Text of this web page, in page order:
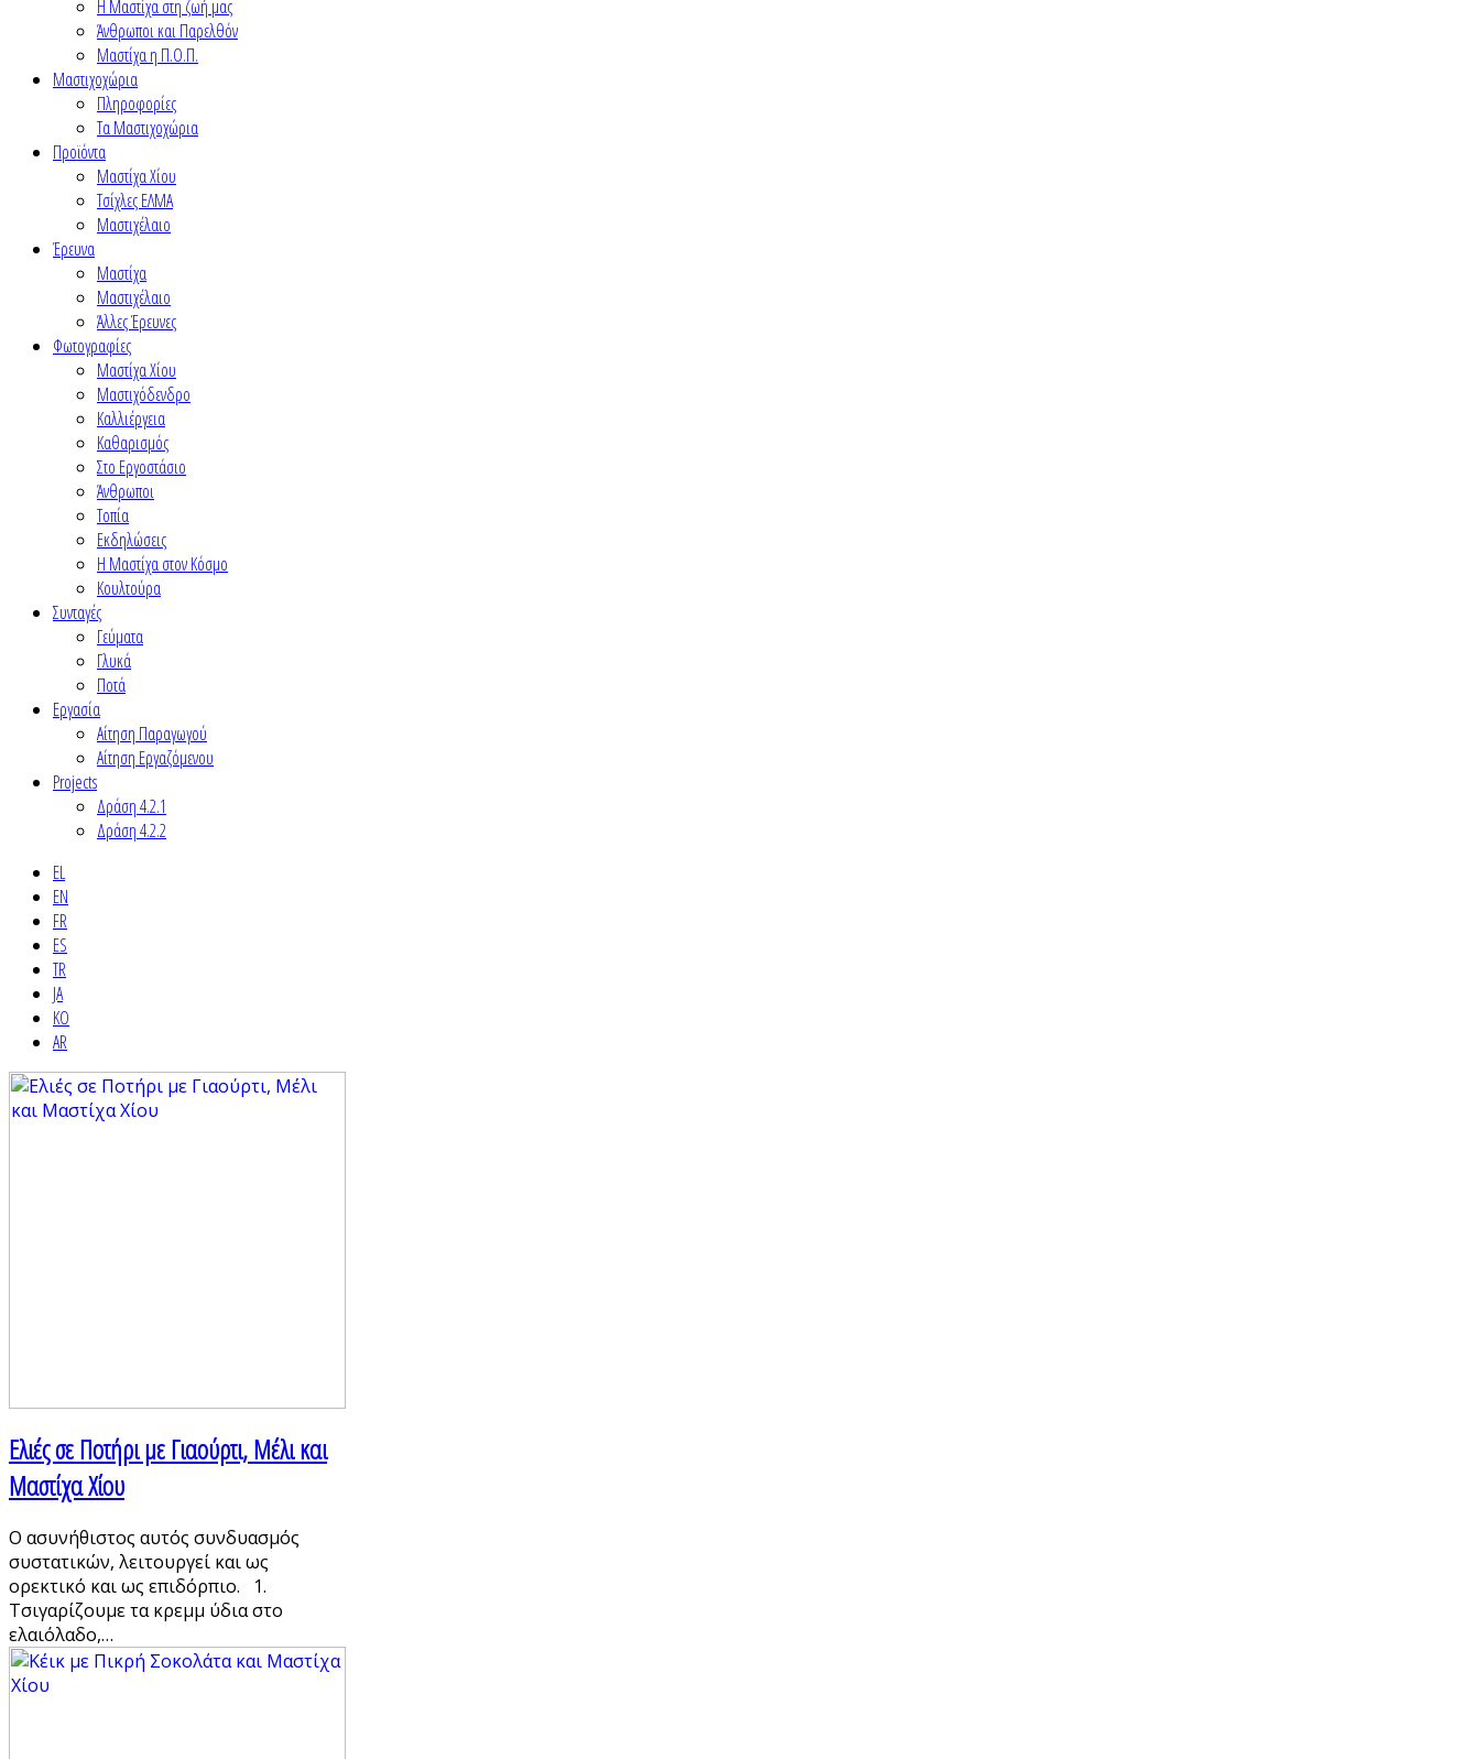
Η Μαστίχα στη ζωή μας
Άνθρωποι και Παρελθόν
Μαστίχα η Π.Ο.Π.
Μαστιχοχώρια
Πληροφορίες
Τα Μαστιχοχώρια
Προϊόντα
Μαστίχα Χίου
Τσίχλες ΕΛΜΑ
Μαστιχέλαιο
Έρευνα
Μαστίχα
Μαστιχέλαιο
Άλλες Έρευνες
Φωτογραφίες
Μαστίχα Χίου
Μαστιχόδενδρο
Καλλιέργεια
Καθαρισμός
Στο Εργοστάσιο
Άνθρωποι
Τοπία
Εκδηλώσεις
Η Μαστίχα στον Κόσμο
Κουλτούρα
Συνταγές
Γεύματα
Γλυκά
Ποτά
Εργασία
Αίτηση Παραγωγού
Αίτηση Εργαζόμενου
Projects
Δράση 4.2.1
Δράση 4.2.2
EL
EN
FR
ES
TR
JA
KO
AR
Ελιές σε Ποτήρι με Γιαούρτι, Μέλι και
Μαστίχα Χίου
Ο ασυνήθιστος αυτός συνδυασμός
συστατικών, λειτουργεί και ως
ορεκτικό και ως επιδόρπιο. 1.
Τσιγαρίζουμε τα κρεμμ ύδια στο
ελαιόλαδο,…